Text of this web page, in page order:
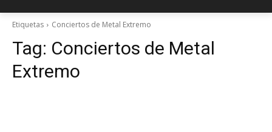
Etiquetas Conciertos de Metal Extremo
Tag: Conciertos de Metal
Extremo